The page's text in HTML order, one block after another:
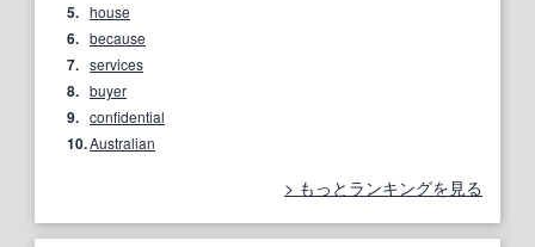
5. house
6. because
7. services
8. buyer
9. confidential
10.Australian
もっとランキングを見る